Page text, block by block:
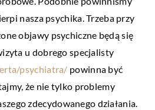
nasza psychika. Trzeba przy
objawy psychiczne będą się
u dobrego specjalisty
psychiatra/ powinna być
że nie tylko problemy
zdecydowanego działania.